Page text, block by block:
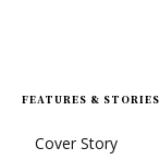
FEATURES & STORIES
Cover Story